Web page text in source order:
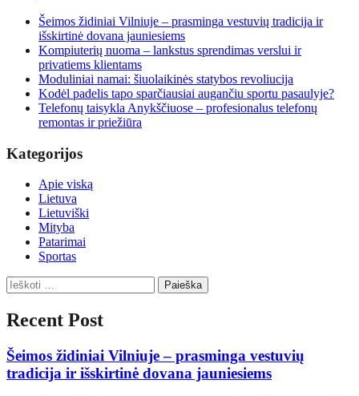
Šeimos židiniai Vilniuje – prasminga vestuvių tradicija ir
išskirtinė dovana jauniesiems
Kompiuterių nuoma – lankstus sprendimas verslui ir
privatiems klientams
Moduliniai namai: šiuolaikinės statybos revoliucija
Kodėl padelis tapo sparčiausiai augančiu sportu pasaulyje?
Telefonų taisykla Anykščiuose – profesionalus telefonų
remontas ir priežiūra
Kategorijos
Apie viską
Lietuva
Lietuviški
Mityba
Patarimai
Sportas
Ieškoti:
Recent Post
Šeimos židiniai Vilniuje – prasminga vestuvių
tradicija ir išskirtinė dovana jauniesiems